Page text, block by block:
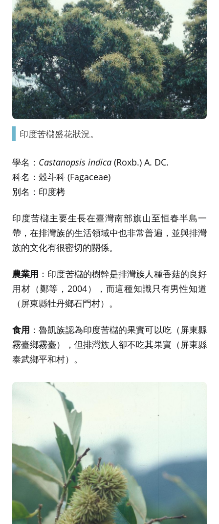
印度苦櫧盛花狀況。
學名： Castanopsis indica (Roxb.) A. DC.
科名：殼斗科 (Fagaceae)
別名：印度栲
印度苦櫧主要生長在臺灣南部旗山至恒春半島一
帶，在排灣族的生活領域中也非常普遍，並與排灣
族的文化有很密切的關係。
農業用 ：印度苦櫧的樹幹是排灣族人種香菇的良好
用材（鄭等，2004），而這種知識只有男性知道
（屏東縣牡丹鄉石門村）。
食用 ：魯凱族認為印度苦櫧的果實可以吃（屏東縣
霧臺鄉霧臺），但排灣族人卻不吃其果實（屏東縣
泰武鄉平和村）。